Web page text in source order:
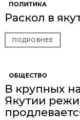
ПОЛИТИКА
Раскол в
ПОДРОБНЕЕ
ОБЩЕСТВО
В крупных
Якутии